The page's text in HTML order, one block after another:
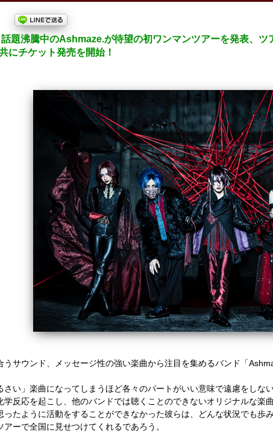
話題沸騰中のAshmaze.が待望の初ワンマンツアーを発表、ツ
にチケット発売を開始！
うサウンド、メッセージ性の強い楽曲から注目を集めるバンド「
さい」楽曲になってしまうほど各々のパートがいい意味で遠慮をしない
学反応を起こし、他のバンドでは聴くことのできないオリジナルな楽
ったように活動をすることができなかった彼らは、どんな状況でも歩
アーで全国に見せつけてくれるであろう。